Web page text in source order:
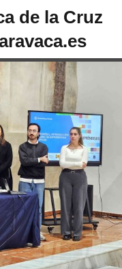
de la Cruz